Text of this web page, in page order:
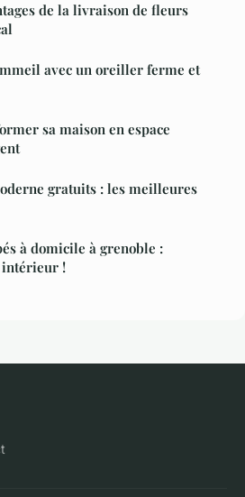
de la livraison de fleurs
avec un oreiller ferme et
sa maison en espace
gratuits : les meilleures
à domicile à grenoble :
intérieur !